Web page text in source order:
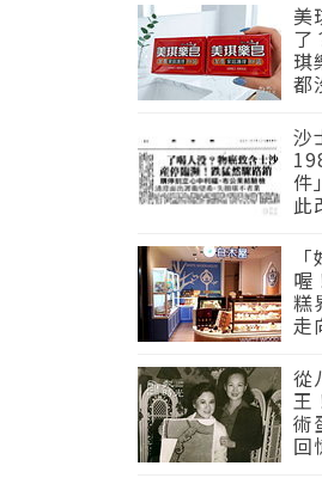
美
了
琪
都
沙
件
此
喔
糕
走
從
王
術
回